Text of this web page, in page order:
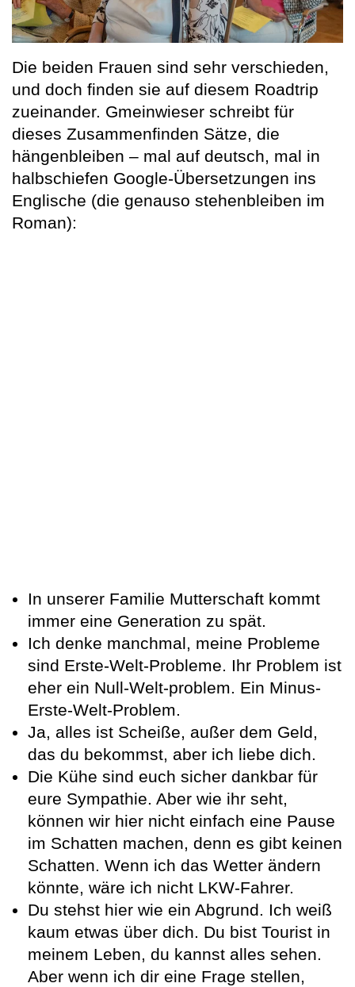
Die beiden Frauen sind sehr verschieden,
und doch finden sie auf diesem Roadtrip
zueinander. Gmeinwieser schreibt für
dieses Zusammenfinden Sätze, die
hängenbleiben – mal auf deutsch, mal in
halbschiefen Google-Übersetzungen ins
Englische (die genauso stehenbleiben im
Roman):
In unserer Familie Mutterschaft kommt
immer eine Generation zu spät.
Ich denke manchmal, meine Probleme
sind Erste-Welt-Probleme. Ihr Problem ist
eher ein Null-Welt-problem. Ein Minus-
Erste-Welt-Problem.
Ja, alles ist Scheiße, außer dem Geld,
das du bekommst, aber ich liebe dich.
Die Kühe sind euch sicher dankbar für
eure Sympathie. Aber wie ihr seht,
können wir hier nicht einfach eine Pause
im Schatten machen, denn es gibt keinen
Schatten. Wenn ich das Wetter ändern
könnte, wäre ich nicht LKW-Fahrer.
Du stehst hier wie ein Abgrund. Ich weiß
kaum etwas über dich. Du bist Tourist in
meinem Leben, du kannst alles sehen.
Aber wenn ich dir eine Frage stellen,